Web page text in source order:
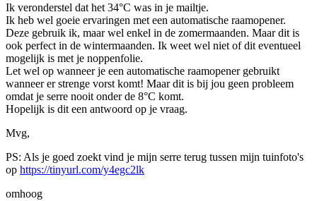
Ik veronderstel dat het 34°C was in je mailtje.
Ik heb wel goeie ervaringen met een automatische raamopener.
Deze gebruik ik, maar wel enkel in de zomermaanden. Maar dit is
ook perfect in de wintermaanden. Ik weet wel niet of dit eventueel
mogelijk is met je noppenfolie.
Let wel op wanneer je een automatische raamopener gebruikt
wanneer er strenge vorst komt! Maar dit is bij jou geen probleem
omdat je serre nooit onder de 8°C komt.
Hopelijk is dit een antwoord op je vraag.
Mvg,
PS: Als je goed zoekt vind je mijn serre terug tussen mijn tuinfoto's
op https://tinyurl.com/y4egc2lk
omhoog